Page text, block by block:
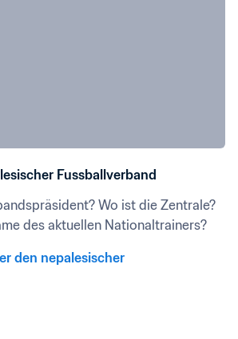
Fussballverband
Wo ist die Zentrale?
des aktuellen Nationaltrainers?
den nepalesischer